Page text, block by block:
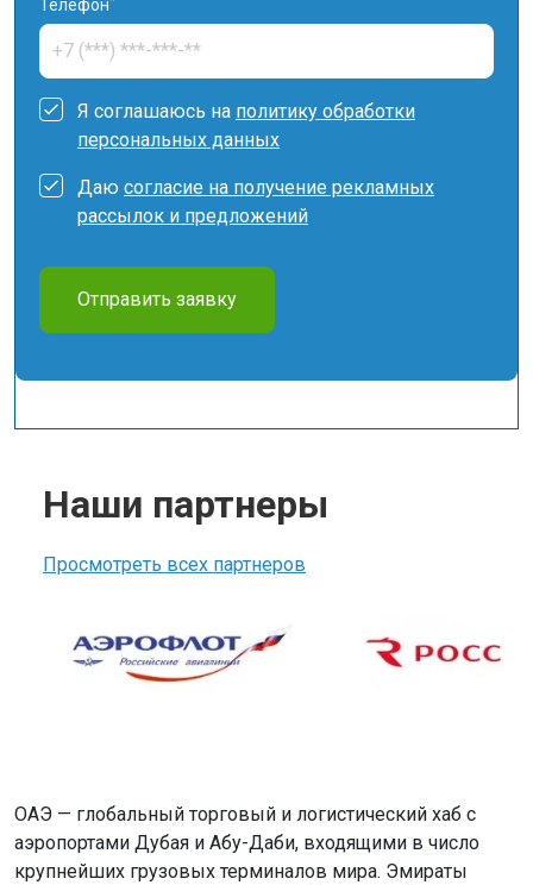
Телефон
Я соглашаюсь на политику обработки
персональных данных
Даю согласие на получение рекламных
рассылок и предложений
Отправить заявку
Наши партнеры
Просмотреть всех партнеров
ОАЭ — глобальный торговый и логистический хаб с
аэропортами Дубая и Абу-Даби, входящими в число
крупнейших грузовых терминалов мира. Эмираты